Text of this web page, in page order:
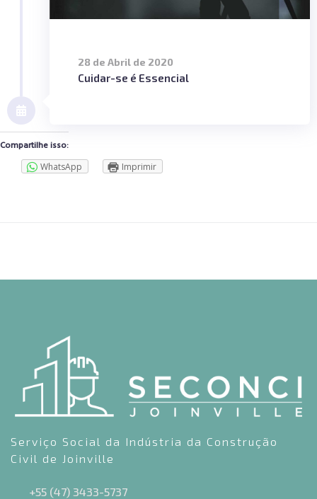
28 de Abril de 2020
Cuidar-se é Essencial
Compartilhe isso:
WhatsApp Imprimir
Serviço Social da Indústria da Construção
Civil de Joinville
+55 (47) 3433-5737